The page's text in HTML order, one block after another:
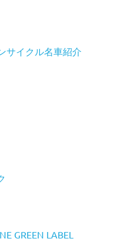
サイクル名車紹介
GREEN LABEL